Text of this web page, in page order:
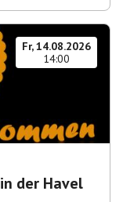
Fr, 14.08.2026
14:00
der Havel